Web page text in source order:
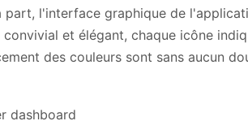
part, l'interface graphique de
convivial et élégant, chaque icône
des couleurs sont sans aucun